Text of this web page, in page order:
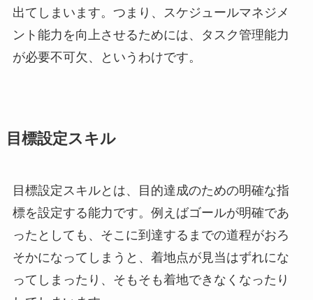
出てしまいます。つまり、スケジュールマネジメ
ント能力を向上させるためには、タスク管理能力
が必要不可欠、というわけです。
目標設定スキル
目標設定スキルとは、目的達成のための明確な指
標を設定する能力です。例えばゴールが明確であ
ったとしても、そこに到達するまでの道程がおろ
そかになってしまうと、着地点が見当はずれにな
ってしまったり、そもそも着地できなくなったり